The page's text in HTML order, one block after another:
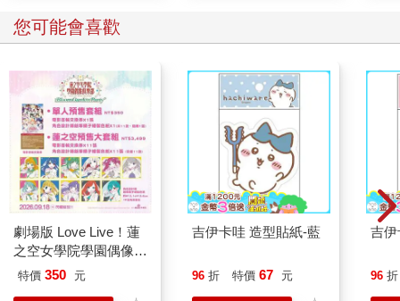
您可能會喜歡
劇場版 Love Live！蓮
之空女學院學園偶像俱
樂部 Bloom Garden
特價 350 元
吉伊卡哇 造型貼紙-藍
96 折 特價 67 元
吉
96 折